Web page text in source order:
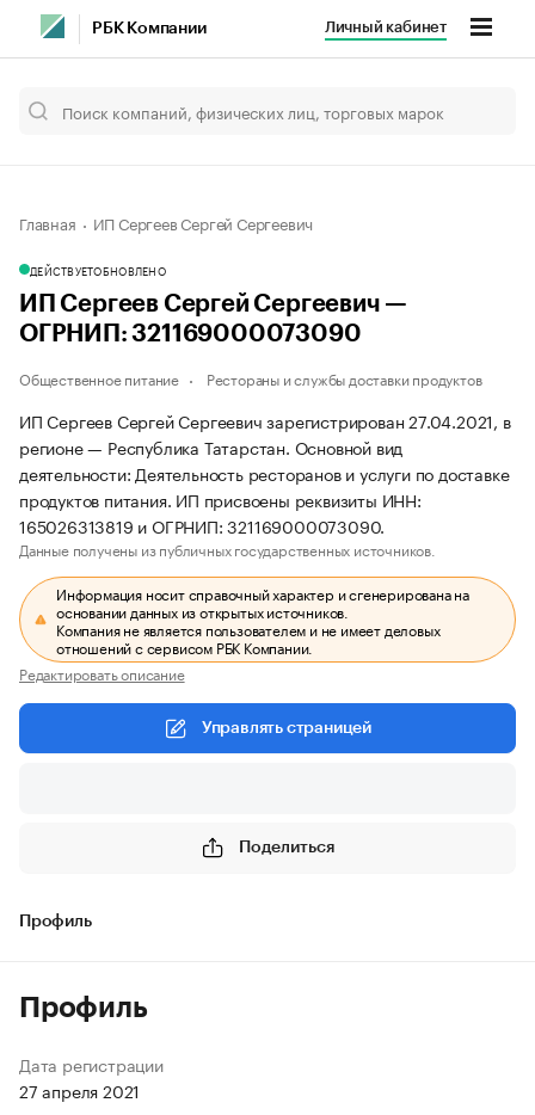
РБК Компании Личный кабинет
Главная ИП Сергеев Сергей Сергеевич
ДЕЙСТВУЕТОБНОВЛЕНО
ИП Сергеев Сергей Сергеевич —
ОГРНИП: 321169000073090
Общественное питание Рестораны и службы доставки продуктов
ИП Сергеев Сергей Сергеевич зарегистрирован 27.04.2021, в
регионе — Республика Татарстан. Основной вид
деятельности: Деятельность ресторанов и услуги по доставке
продуктов питания. ИП присвоены реквизиты ИНН:
165026313819 и ОГРНИП: 321169000073090.
Данные получены из публичных государственных источников.
Информация носит справочный характер и сгенерирована на
основании данных из открытых источников.
Компания не является пользователем и не имеет деловых
отношений с сервисом РБК Компании.
Редактировать описание
Управлять страницей
Поделиться
Профиль
Профиль
Дата регистрации
27 апреля 2021